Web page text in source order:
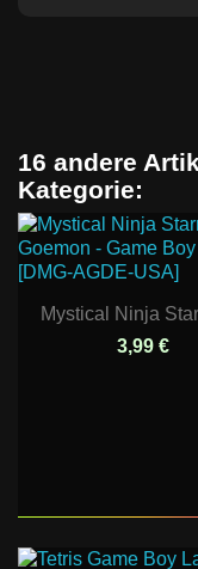
16 andere
Kategorie:
Mystical Ninja
3,99 €